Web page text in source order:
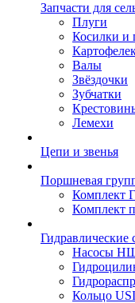
Запчасти для
Плуги
Косилки и
Валы
Звёздочки
Зубчатки
Лемехи
Цепи и звенья
Поршневая
Комплект
Комплект
Гидравлические
Насосы
Кольцо